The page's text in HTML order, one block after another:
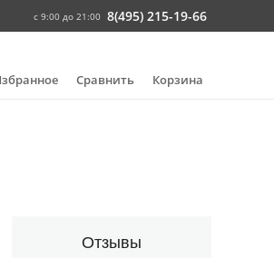
с 9:00 до 21:00 8(495) 215-19-66
Сравнить Корзина
Отзывы